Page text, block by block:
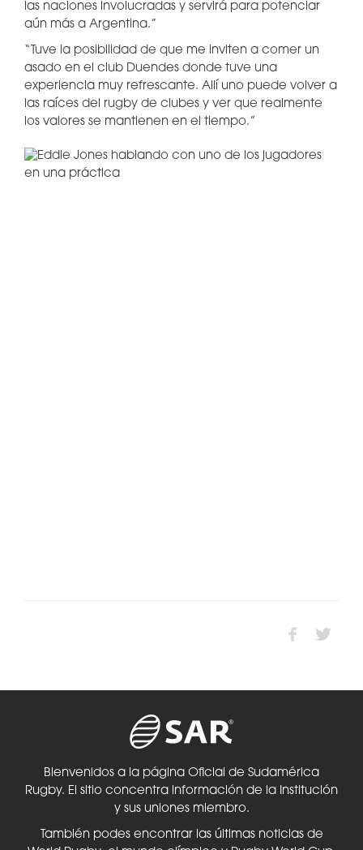
las naciones involucradas y servirá para potenciar
aún más a Argentina.”
“Tuve la posibilidad de que me inviten a comer un
asado en el club Duendes donde tuve una
experiencia muy refrescante. Allí uno puede volver a
las raíces del rugby de clubes y ver que realmente
los valores se mantienen en el tiempo.”
Bienvenidos a la página Oficial de Sudamérica
Rugby. El sitio concentra información de la Institución
y sus uniones miembro.
También podes encontrar las últimas noticias de